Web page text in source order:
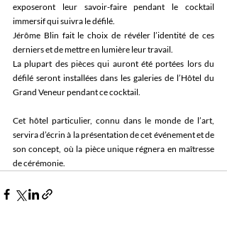
exposeront leur savoir-faire pendant le cocktail
immersif qui suivra le défilé.
Jérôme Blin fait le choix de révéler l’identité de ces
derniers et de mettre en lumière leur travail.
La plupart des pièces qui auront été portées lors du
défilé seront installées dans les galeries de l’Hôtel du
Grand Veneur pendant ce cocktail.
Cet hôtel particulier, connu dans le monde de l’art,
servira d’écrin à la présentation de cet événement et de
son concept, où la pièce unique régnera en maîtresse
de cérémonie.